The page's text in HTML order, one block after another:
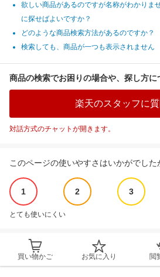
欲しい商品があるのですが名称がわかりま
に探せばよいですか？
どのような商品検索方法があるのですか？
検索しても、商品が一つも表示されません
商品の検索でお困りの場合や、探し方に
楽天のスタッフに
対話方式のチャットが開きます。
このページの使いやすさはいかがでした
1 2 3
とても使いにくい
買い物かご お気に入り 閲